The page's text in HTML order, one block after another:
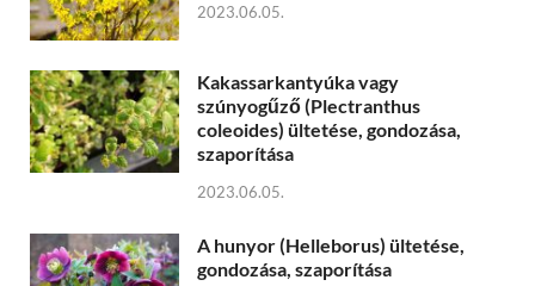
2023.06.05.
Kakassarkantyúka vagy
szúnyogűző (Plectranthus
coleoides) ültetése, gondozása,
szaporítása
2023.06.05.
A hunyor (Helleborus) ültetése,
gondozása, szaporítása